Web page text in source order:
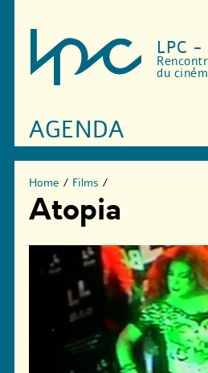
LPC -
du
AGENDA
Home / Films /
Atopia